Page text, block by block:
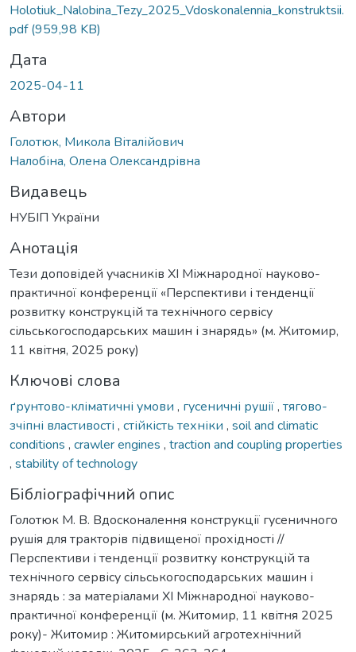
Holotiuk_Nalobina_Tezy_2025_Vdoskonalennia_konstruktsii.
pdf(959,98 KB)
Дата
2025-04-11
Автори
Голотюк, Микола Віталійович
Налобіна, Олена Олександрівна
Видавець
НУБІП України
Анотація
Тези доповідей учасників XI Міжнародної науково-
практичної конференції «Перспективи і тенденції
розвитку конструкцій та технічного сервісу
сільськогосподарських машин і знарядь» (м. Житомир,
11 квітня, 2025 року)
Ключові слова
ґрунтово-кліматичні умови , гусеничні рушії, тягово-
зчіпні властивості , стійкість техніки , soil and climatic
conditions , crawler engines , traction and coupling properties
, stability of technology
Бібліографічний опис
Голотюк М. В. Вдосконалення конструкції гусеничного
рушія для тракторів підвищеної прохідності //
Перспективи і тенденції розвитку конструкцій та
технічного сервісу сільськогосподарських машин і
знарядь : за матеріалами XI Міжнародної науково-
практичної конференції (м. Житомир, 11 квітня 2025
року)- Житомир : Житомирський агротехнічний